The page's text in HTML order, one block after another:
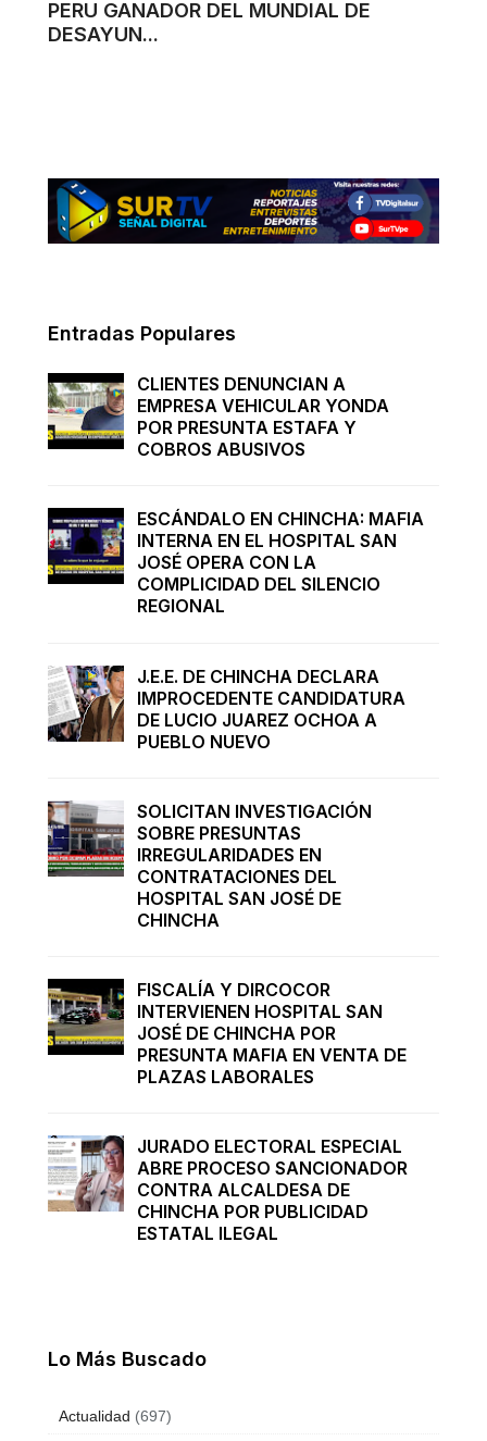
PERU GANADOR DEL MUNDIAL DE
DESAYUN...
Entradas Populares
CLIENTES DENUNCIAN A
EMPRESA VEHICULAR YONDA
POR PRESUNTA ESTAFA Y
COBROS ABUSIVOS
ESCÁNDALO EN CHINCHA: MAFIA
INTERNA EN EL HOSPITAL SAN
JOSÉ OPERA CON LA
COMPLICIDAD DEL SILENCIO
REGIONAL
J.E.E. DE CHINCHA DECLARA
IMPROCEDENTE CANDIDATURA
DE LUCIO JUAREZ OCHOA A
PUEBLO NUEVO
SOLICITAN INVESTIGACIÓN
SOBRE PRESUNTAS
IRREGULARIDADES EN
CONTRATACIONES DEL
HOSPITAL SAN JOSÉ DE
CHINCHA
FISCALÍA Y DIRCOCOR
INTERVIENEN HOSPITAL SAN
JOSÉ DE CHINCHA POR
PRESUNTA MAFIA EN VENTA DE
PLAZAS LABORALES
JURADO ELECTORAL ESPECIAL
ABRE PROCESO SANCIONADOR
CONTRA ALCALDESA DE
CHINCHA POR PUBLICIDAD
ESTATAL ILEGAL
Lo Más Buscado
Actualidad (697)